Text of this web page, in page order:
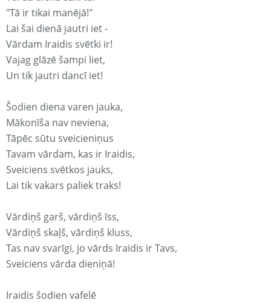
"Tā ir tikai manējā!"
Lai šai dienā jautri iet -
Vārdam Iraidis svētki ir!
Vajag glāzē šampi liet,
Un tik jautri dancī iet!
Šodien diena varen jauka,
Mākonīša nav neviena,
Tāpēc sūtu sveicieniņus
Tavam vārdam, kas ir Iraidis,
Sveiciens svētkos jauks,
Lai tik vakars paliek traks!
Vārdiņš garš, vārdiņš īss,
Vārdiņš skaļš, vārdiņš kluss,
Tas nav svarīgi, jo vārds Iraidis ir Tavs,
Sveiciens vārda dieniņā!
Iraidis šodien vafelē